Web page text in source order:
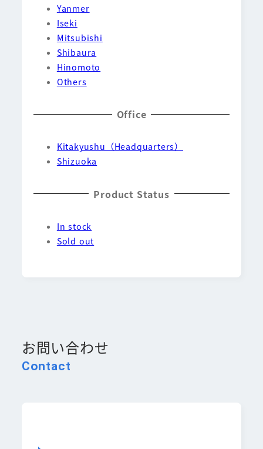
Yanmer
Iseki
Mitsubishi
Shibaura
Hinomoto
Others
Office
Kitakyushu（Headquarters）
Shizuoka
Product Status
In stock
Sold out
Contact
お問い合わせ